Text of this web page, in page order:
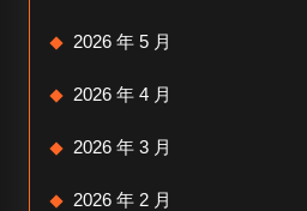
2026 年 5 月
2026 年 4 月
2026 年 3 月
2026 年 2 月